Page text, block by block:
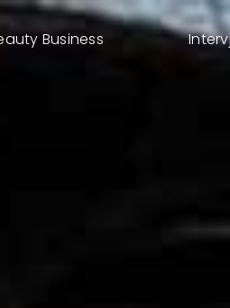
Business